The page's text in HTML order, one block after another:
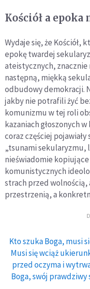
Kościół a
Wydaje się, że Kościół,
epokę twardej
ateistycznych, znacznie
następną, miękką
odbudowy demokracji.
jakby nie potrafili żyć
komunizmu w tej roli
kazaniach głoszonych
coraz częściej
„tsunami sekularyzmu,
nieświadomie
komunistycznych
strach przed
przestrzenią, a
Kto szuka Boga, musi
Musi się wciąż
przed oczyma i
Boga, swój prawdziwy